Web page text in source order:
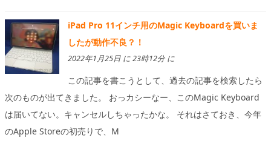
iPad Pro 11インチ用のMagic Keyboardを買いま
したが動作不良？！
2022年1月25日 に 23時12分 に
この記事を書こうとして、過去の記事を検索したら
次のものが出てきました。 おっカシーなー、このMagic Keyboard
は届いてない。キャンセルしちゃったかな。 それはさておき、今年
のApple Storeの初売りで、M